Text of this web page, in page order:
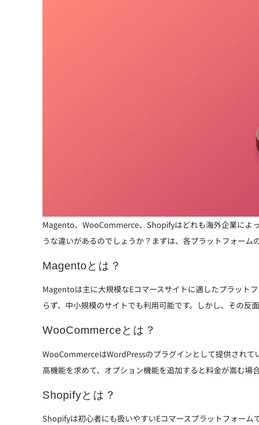
Magento、WooCommerce、Shopifyはどれも海外企業によ
うな違いがあるのでしょうか？まずは、各プラットフォーム
Magentoとは？
Magentoは主に大規模なEコマースサイトに適したプラット
らず、中小規模のサイトでも利用可能です。しかし、その反
WooCommerceとは？
WooCommerceはWordPressのプラグインとして提供されて
高機能を求めて、オプション機能を追加すると料金が嵩む場
Shopifyとは？
Shopifyは初心者にも扱いやすいEコマースプラットフォー